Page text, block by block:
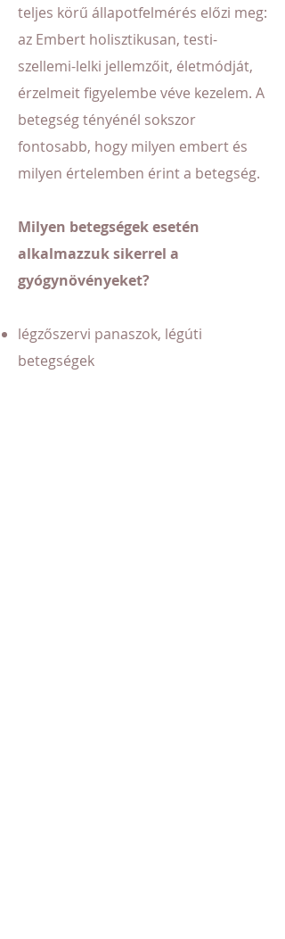
teljes körű állapotfelmérés előzi meg:
az Embert holisztikusan, testi-
szellemi-lelki jellemzőit, életmódját,
érzelmeit figyelembe véve kezelem. A
betegség tényénél sokszor
fontosabb, hogy milyen embert és
milyen értelemben érint a betegség.
Milyen betegségek esetén
alkalmazzuk sikerrel a
gyógynövényeket?
légzőszervi panaszok, légúti
betegségek